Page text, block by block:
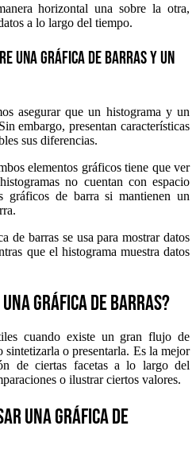
horizontal una sobre la otra,
a lo largo del tiempo.
una gráfica de barras y un
asegurar que un histograma y un
embargo, presentan características
sus diferencias.
elementos gráficos tiene que ver
no cuentan con espacio
gráficos de barra si mantienen un
de barras se usa para mostrar datos
que el histograma muestra datos
una gráfica de barras?
cuando existe un gran flujo de
o presentarla. Es la mejor
de ciertas facetas a lo largo del
o ilustrar ciertos valores.
una gráfica de